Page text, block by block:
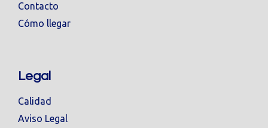
Contacto
Cómo llegar
Legal
Calidad
Aviso Legal